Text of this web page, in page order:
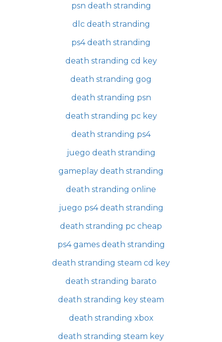
psn death stranding
dlc death stranding
ps4 death stranding
death stranding cd key
death stranding gog
death stranding psn
death stranding pc key
death stranding ps4
juego death stranding
gameplay death stranding
death stranding online
juego ps4 death stranding
death stranding pc cheap
ps4 games death stranding
death stranding steam cd key
death stranding barato
death stranding key steam
death stranding xbox
death stranding steam key